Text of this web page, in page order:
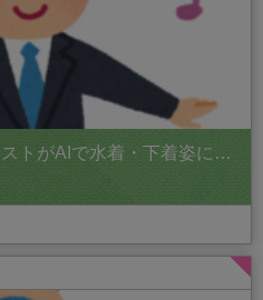
トがAIで水着・下着姿に…